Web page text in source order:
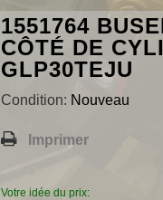
1551764
CÔTÉ DE
GLP30TEJU
Condition: Nouveau
Imprimer
Votre idée du prix: